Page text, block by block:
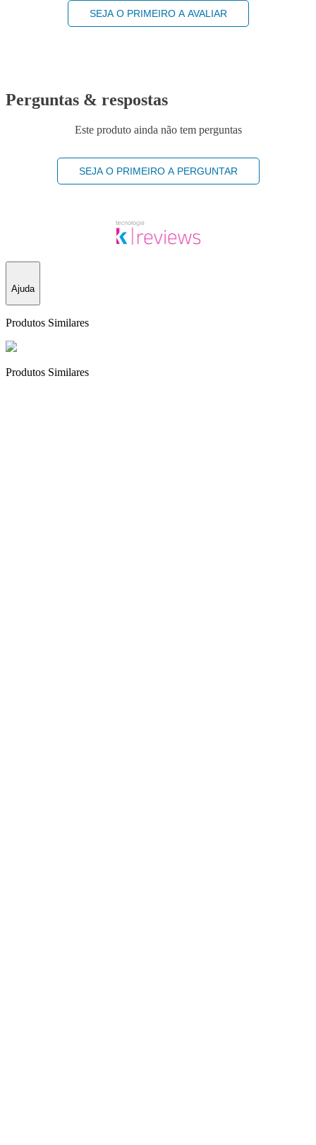
SEJA O PRIMEIRO A AVALIAR
Perguntas & respostas
Este produto ainda não tem perguntas
SEJA O PRIMEIRO A PERGUNTAR
Ajuda
Produtos Similares
Produtos Similares